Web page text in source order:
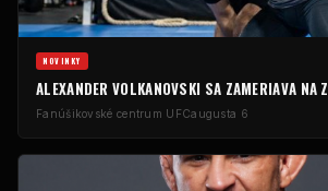
NOVINKY
ALEXANDER VOLKANOVSKI SA ZAMERIAVA NA
Fanúšikovské centrum UFCaugusta 6